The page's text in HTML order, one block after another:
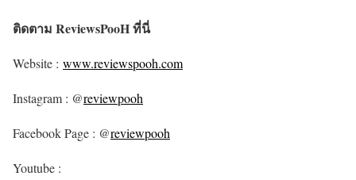
ติดตาม ReviewsPooH ที่นี่
Website : www.reviewspooh.com
Instagram : @reviewpooh
Facebook Page : @reviewpooh
Youtube :